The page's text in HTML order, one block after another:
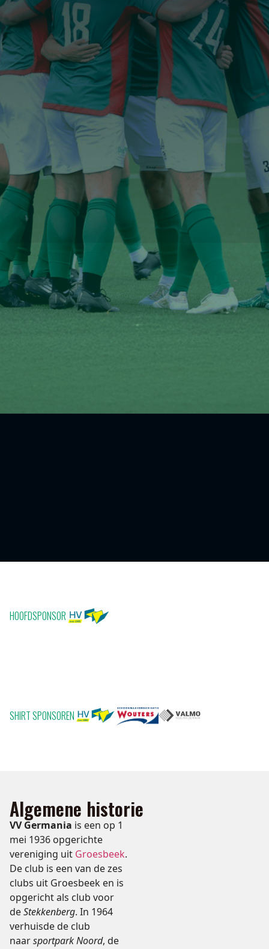
HOOFDSPONSOR
SHIRT SPONSOREN
Algemene historie
VV Germania is een op 1
mei 1936 opgerichte
vereniging uit Groesbeek.
De club is een van de zes
clubs uit Groesbeek en is
opgericht als club voor
deStekkenberg. In 1964
verhuisde de club
naarsportpark Noord, de